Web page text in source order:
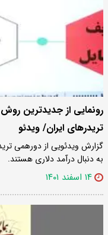
رونمایی از جدیدترین
تریدرهای ایران/ ویدئو
گزارش ویدئویی از دورهمی
به دنبال درآمد دلاری هستند.
۱۴ اسفند ۱۴۰۱